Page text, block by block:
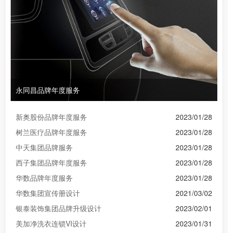
永同昌品牌年度服务
2023/01/28
新奥股份品牌年度服务
2023/01/28
树兰医疗品牌年度服务
2023/01/28
中天集团品牌服务
2023/01/28
西子集团品牌年度服务
2023/01/28
华数品牌年度服务
2021/03/02
华数集团宣传册设计
2023/02/01
银泰装饰集团品牌升级设计
2023/01/31
美加净洗衣连锁VI设计